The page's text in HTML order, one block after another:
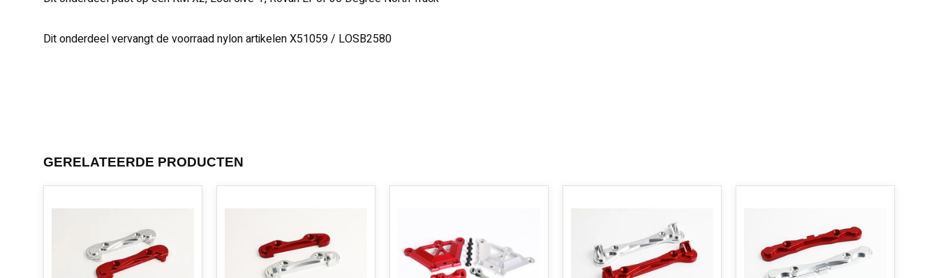
Dit onderdeel vervangt de voorraad nylon artikelen X51059 / LOSB2580
GERELATEERDE PRODUCTEN